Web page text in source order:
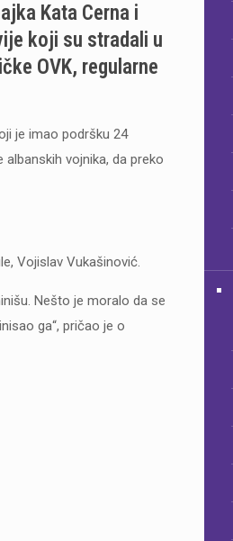
Kata Cerna i
koji su stradali u
OVK, regularne
je imao podršku 24
vojnika, da preko
Vojislav Vukašinović.
Nešto je moralo da se
ga“, pričao je o